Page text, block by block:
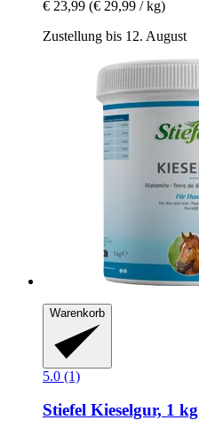
€ 23,99 (€ 29,99 / kg)
Zustellung bis 12. August
Warenkorb
5.0 (1)
Stiefel Kieselgur, 1 kg